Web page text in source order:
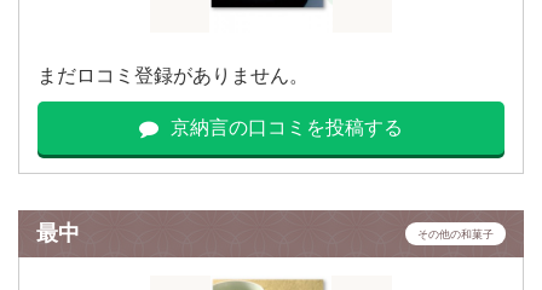
まだロコミ登録がありません。
京納言の口コミを投稿する
最中 その他の和菓子